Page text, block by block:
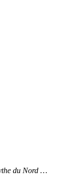
du Nord …